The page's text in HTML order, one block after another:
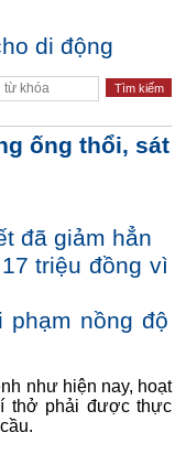
di động
ống thổi, sát
đã giảm hẳn
triệu đồng vì
nồng độ
như hiện nay, hoạt
thở phải được thực